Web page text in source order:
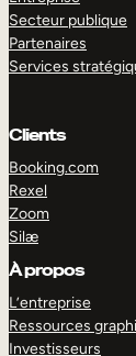
Secteur publique
Partenaires
Services
Clients
Booking.com
Rexel
Zoom
Silæ
À propos
L’entreprise
Ressources
Investisseurs